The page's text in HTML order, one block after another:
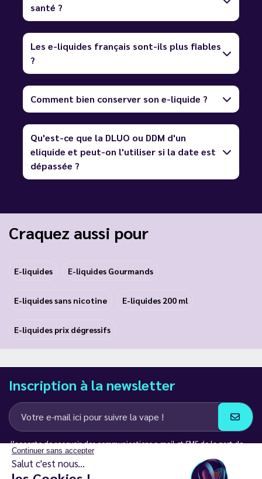
Continuer sans accepter
Salut c'est nous...
santé ?
Les e-liquides français sont-ils plus fiables
?
Comment bien conserver son e-liquide ?
Qu'est-ce que la DLUO ou DDM d'un
eliquide et peut-on l'utiliser si la date est
dépassée ?
Craquez aussi pour
E-liquides E-liquides Gourmands
E-liquides sans nicotine E-liquides 200 ml
E-liquides prix dégressifs
Inscription à la newsletter
J’accepte de recevoir des communications e-mail et SMS de la part de
LD Groupe